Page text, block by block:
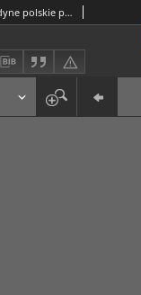
Nowy Głos Lubelski : jedyne polskie pismo wychodzące na terenie Gubernii Lubelskiej. R. 1, nr 128 (11 września 1940)